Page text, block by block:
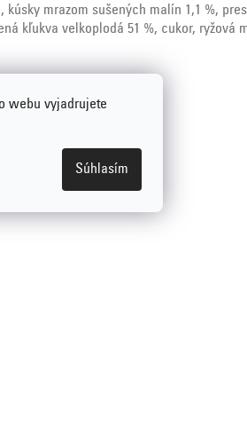
webu vyjadrujete
Súhlasím
mrazom sušených malín 1,1 %,
kľukva velkoplodá 51 %, cukor, ryžová